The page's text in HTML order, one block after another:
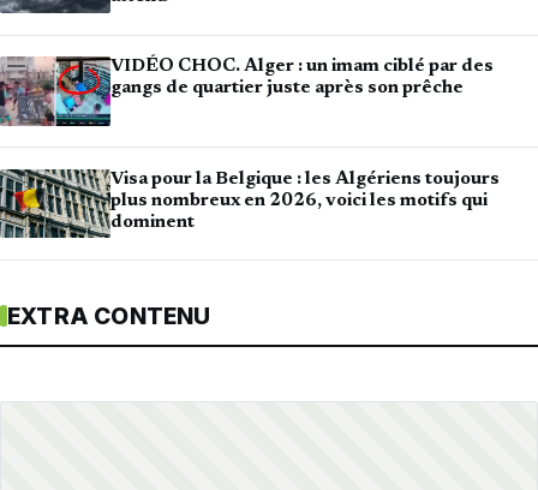
VIDÉO CHOC. Alger : un imam ciblé par des
gangs de quartier juste après son prêche
Visa pour la Belgique : les Algériens toujours
plus nombreux en 2026, voici les motifs qui
dominent
EXTRA CONTENU